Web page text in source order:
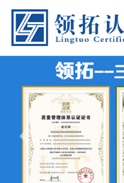
Previous